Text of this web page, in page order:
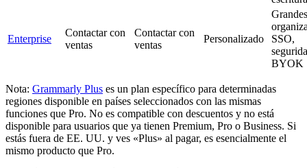
Enterprise
Contactar con
ventas
Contactar con
ventas
Personalizado
Grandes
SSO,
BYOK
Nota: Grammarly Plus es un plan específico para determinadas
regiones disponible en países seleccionados con las mismas
funciones que Pro. No es compatible con descuentos y no está
disponible para usuarios que ya tienen Premium, Pro o Business. Si
estás fuera de EE. UU. y ves «Plus» al pagar, es esencialmente el
mismo producto que Pro.